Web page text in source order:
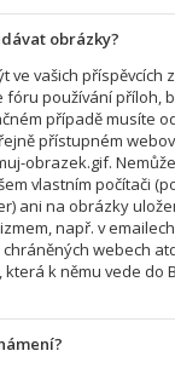
obrázky?
ve vašich příspěvcích
fóru používání příloh,
případě musíte
přístupném
obrazek.gif.
vlastním počítači
ani na obrázky
např. v
webech
k němu vede do